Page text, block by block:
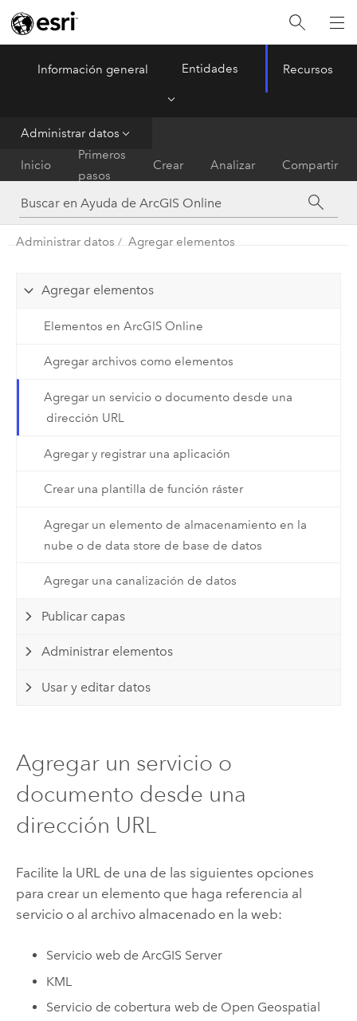
ArcGIS Online
Información general Entidades Recursos
Administrar datos
Inicio
Primeros
pasos
Crear Analizar Compartir
Administrar datos Agregar elementos
Agregar elementos
Elementos en ArcGIS Online
Agregar archivos como elementos
Agregar un servicio o documento desde una
dirección URL
Agregar y registrar una aplicación
Crear una plantilla de función ráster
Agregar un elemento de almacenamiento en la
nube o de data store de base de datos
Agregar una canalización de datos
Publicar capas
Administrar elementos
Usar y editar datos
Agregar un servicio o
documento desde una
dirección URL
Facilite la URL de una de las siguientes opciones
para crear un elemento que haga referencia al
servicio o al archivo almacenado en la web:
Servicio web deArcGIS Server
KML
Servicio de cobertura web de Open Geospatial